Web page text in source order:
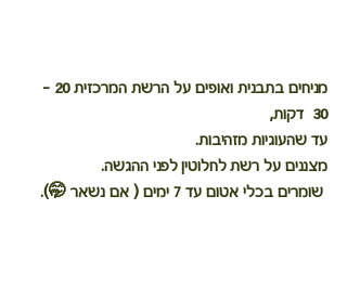
מניחים בתבנית ואופים על הרשת המרכזית 20 -
30  דקות,
עד שהעוגיות מזהיבות.
מצננים על רשת לחלוטין לפני ההגשה.